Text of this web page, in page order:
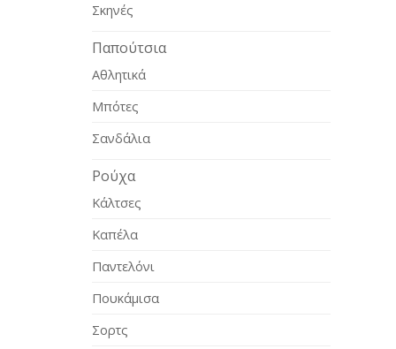
Σκηνές
Παπούτσια
Αθλητικά
Μπότες
Σανδάλια
Ρούχα
Κάλτσες
Καπέλα
Παντελόνι
Πουκάμισα
Σορτς